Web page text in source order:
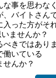
な事を思わな
、バイトさん
入った方がそ
ませんか？
きではあり
働いている
せんか？